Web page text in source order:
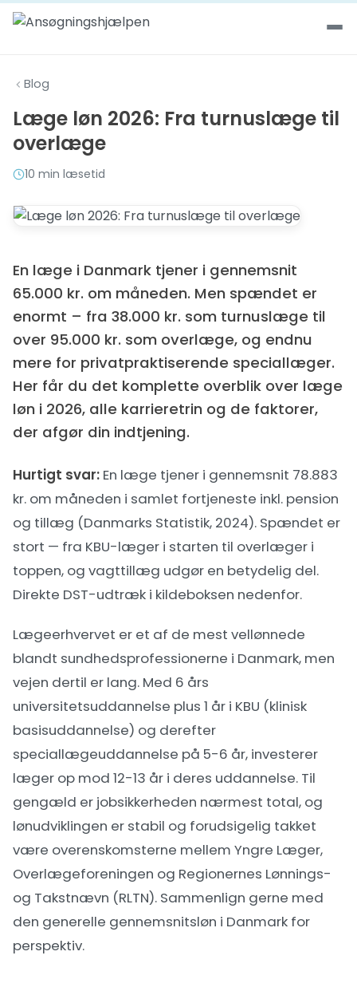
Spring til indhold
Blog
Læge løn 2026: Fra turnuslæge til
overlæge
10 min læsetid
En læge i Danmark tjener i gennemsnit
65.000 kr. om måneden. Men spændet er
enormt – fra 38.000 kr. som turnuslæge til
over 95.000 kr. som overlæge, og endnu
mere for privatpraktiserende speciallæger.
Her får du det komplette overblik over læge
løn i 2026, alle karrieretrin og de faktorer,
der afgør din indtjening.
Hurtigt svar: En læge tjener i gennemsnit 78.883
kr. om måneden i samlet fortjeneste inkl. pension
og tillæg (Danmarks Statistik, 2024). Spændet er
stort — fra KBU-læger i starten til overlæger i
toppen, og vagttillæg udgør en betydelig del.
Direkte DST-udtræk i kildeboksen nedenfor.
Lægeerhvervet er et af de mest vellønnede
blandt sundhedsprofessionerne i Danmark, men
vejen dertil er lang. Med 6 års
universitetsuddannelse plus 1 år i KBU (klinisk
basisuddannelse) og derefter
speciallægeuddannelse på 5-6 år, investerer
læger op mod 12-13 år i deres uddannelse. Til
gengæld er jobsikkerheden nærmest total, og
lønudviklingen er stabil og forudsigelig takket
være overenskomsterne mellem Yngre Læger,
Overlægeforeningen og Regionernes Lønnings-
og Takstnævn (RLTN). Sammenlign gerne med
den generelle gennemsnitsløn i Danmark for
perspektiv.